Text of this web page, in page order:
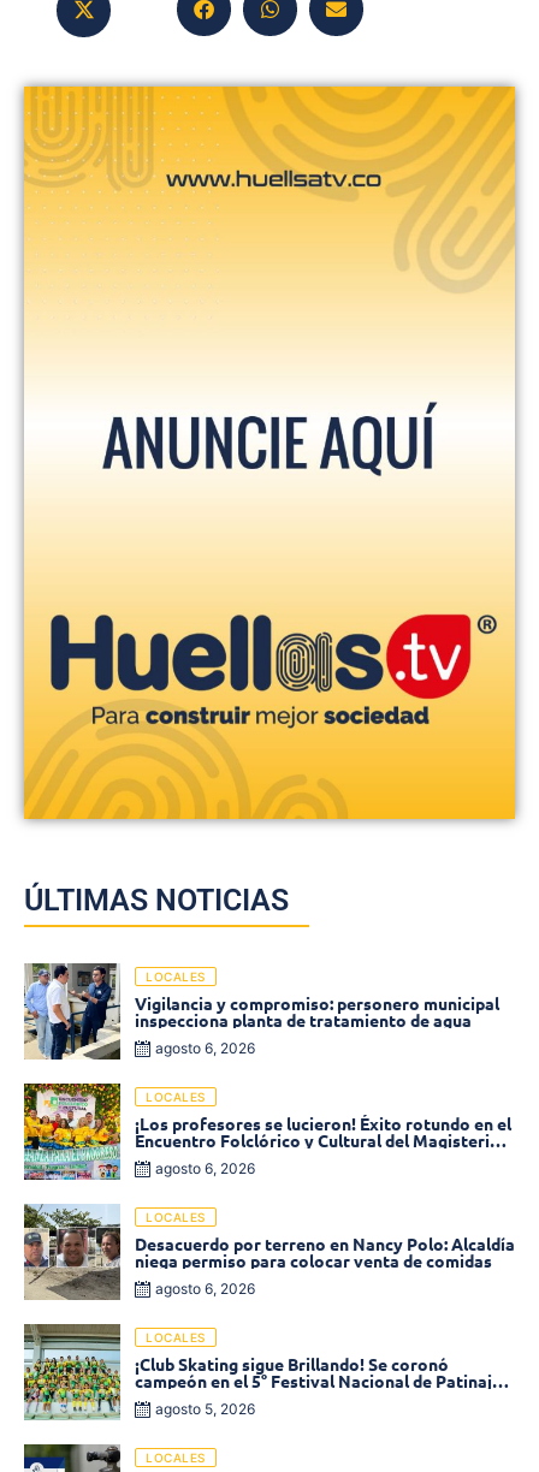
ÚLTIMAS NOTICIAS
LOCALES
Vigilancia y compromiso: personero municipal
inspecciona planta de tratamiento de agua
agosto 6, 2026
LOCALES
¡Los profesores se lucieron! Éxito rotundo en el
Encuentro Folclórico y Cultural del Magisterio
2026 en Ciénaga
agosto 6, 2026
LOCALES
Desacuerdo por terreno en Nancy Polo: Alcaldía
niega permiso para colocar venta de comidas
agosto 6, 2026
LOCALES
¡Club Skating sigue Brillando! Se coronó
campeón en el 5° Festival Nacional de Patinaje
«Soledad sobre Ruedas»
agosto 5, 2026
LOCALES